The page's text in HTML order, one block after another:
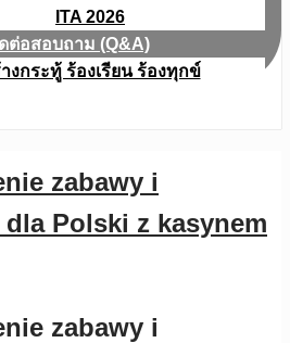
ITA 2026
ต่อสอบถาม (Q&A)
งกระทู้ ร้องเรียน ร้องทุกข์
zabawy i
Polski z kasynem
zabawy i